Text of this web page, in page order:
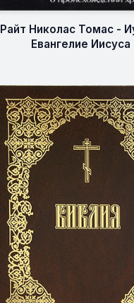
Райт Николас Томас -
Евангелие Иисуса